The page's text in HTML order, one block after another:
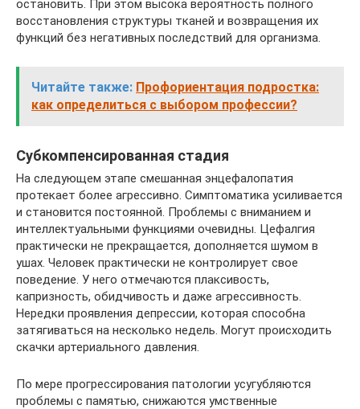
остановить. При этом высока вероятность полного
восстановления структуры тканей и возвращения их
функций без негативных последствий для организма.
Читайте также: Профориентация подростка:
как определиться с выбором профессии?
Субкомпенсированная стадия
На следующем этапе смешанная энцефалопатия
протекает более агрессивно. Симптоматика усиливается
и становится постоянной. Проблемы с вниманием и
интеллектуальными функциями очевидны. Цефалгия
практически не прекращается, дополняется шумом в
ушах. Человек практически не контролирует свое
поведение. У него отмечаются плаксивость,
капризность, обидчивость и даже агрессивность.
Нередки проявления депрессии, которая способна
затягиваться на несколько недель. Могут происходить
скачки артериального давления.
По мере прогрессирования патологии усугубляются
проблемы с памятью, снижаются умственные